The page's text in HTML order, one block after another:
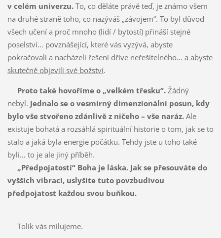
v celém univerzu.To, co děláte právě teď, je známo všem
na druhé straně toho, co nazýváš „závojem“. To byl důvod
všech učení a proč mnoho (lidí / bytostí) přináší stejné
poselství… povznášející, které vás vyzývá, abyste
pokračovali a nacházeli řešení dříve neřešitelného… a abyste
skutečně objevili své božství.
Proto také hovoříme o „velkém třesku“.Žádný
nebyl. Jednalo se o vesmírný dimenzionální posun, kdy
bylo vše stvořeno zdánlivě z ničeho – vše naráz.Ale
existuje bohatá a rozsáhlá spirituální historie o tom, jak se to
stalo a jaká byla energie počátku. Tehdy jste u toho také
byli… to je ale jiný příběh.
„Předpojatostí“ Boha je láska. Jak se přesouváte do
vyšších vibrací, uslyšíte tuto povzbudivou
předpojatost každou svou buňkou.
Tolik vás milujeme.